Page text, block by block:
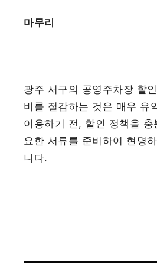
마무리
광주 서구의 공영주차장 할
비를 절감하는 것은 매우 유
이용하기 전, 할인 정책을 충
요한 서류를 준비하여 현명
니다.